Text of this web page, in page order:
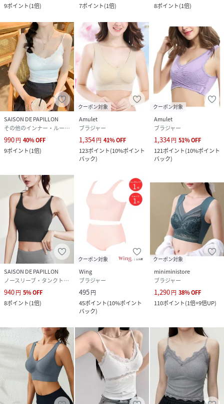
9ポイント(1倍) 7ポイント(1倍) 8ポイント(1倍)
SAISON DE PAPILLON
その他のインナー・ルームウェア
990円 40%OFF
9ポイント(1倍)
クーポン対象
Amulet
ブラジャー
1,354円 41%OFF
123ポイント(10%ポイント
バック)
クーポン対象
Amulet
ブラジャー
1,334円 51%OFF
121ポイント(10%ポイント
バック)
SAISON DE PAPILLON
ノースリーブ・タンクトップ
940円 5%OFF
8ポイント(1倍)
クーポン対象
Wing
ブラジャー
495円
45ポイント(10%ポイント
バック)
クーポン対象
miniministore
ブラジャー
1,290円 38%OFF
110ポイント(1倍+9倍UP)